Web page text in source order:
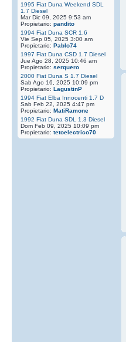
1995 Fiat Duna Weekend SDL
1.7 Diesel
Mar Dic 09, 2025 9:53 am
Propietario: pandito
1994 Fiat Duna SCR 1.6
Vie Sep 05, 2025 3:00 am
Propietario: Pablo74
1997 Fiat Duna CSD 1.7 Diesel
Jue Ago 28, 2025 10:46 am
Propietario: serquero
2000 Fiat Duna S 1.7 Diesel
Sab Ago 16, 2025 10:09 pm
Propietario: LagustinP
1994 Fiat Elba Innocenti 1.7 D
Sab Feb 22, 2025 4:47 pm
Propietario: MatiRamone
1992 Fiat Duna SDL 1.3 Diesel
Dom Feb 09, 2025 10:09 pm
Propietario: tetoelectrico70